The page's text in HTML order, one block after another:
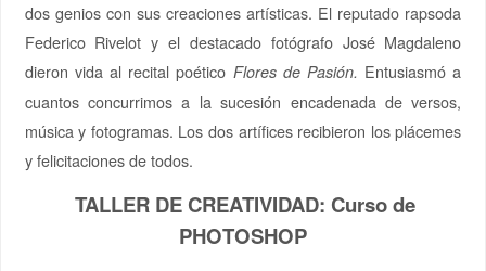
dos genios con sus creaciones artísticas. El reputado rapsoda
Federico Rivelot y el destacado fotógrafo José Magdaleno
dieron vida al recital poético Flores de Pasión. Entusiasmó a
cuantos concurrimos a la sucesión encadenada de versos,
música y fotogramas. Los dos artífices recibieron los plácemes
y felicitaciones de todos.
TALLER DE CREATIVIDAD: Curso de
PHOTOSHOP